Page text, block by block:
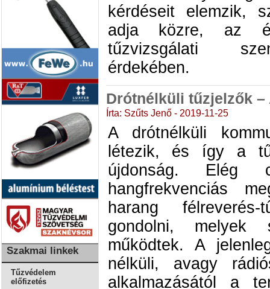
Szakmai linkek
Tűzvédelem
előfizetés
kérdéseit elemzik,
adja közre, az
tűzvizsgálati
érdekében.
Drótnélküli tűzjelzők –
Írta: Szűts Jenő - 2019-11-25
A drótnélküli
létezik, és így a
újdonság. Elég
hangfrekvenciás
harang félreverés-
gondolni, melyek
működtek. A
nélküli, avagy
alkalmazásától a